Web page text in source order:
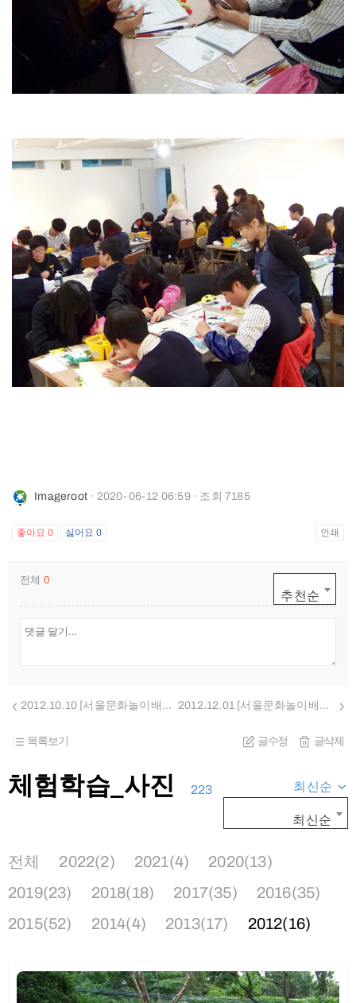
Imageroot · 2020-06-12 06:59 · 조회 7185
좋아요 0 싫어요0 인쇄
전체 0
추천순
2012.10.10 [서울문화놀이배움터] "꼬미와 함께 배우는 캐릭터토이 창작교실" 2012.12.01 [서울문화놀이배움터] "나의 꿈을 담는 토이저금통 토미"
목록보기 글수정 글삭제
체험학습_사진 223 최신순
최신순
전체 2022(2) 2021(4)
2020(13)
2019(23)
2018(18) 2017(35)
2016(35)
2015(52)
2014(4) 2013(17) 2012(16)